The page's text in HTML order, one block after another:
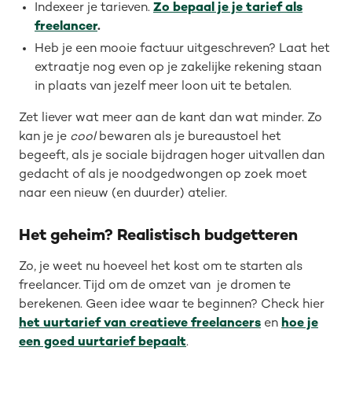
Indexeer je tarieven. Zo bepaal je je tarief als
freelancer.
Heb je een mooie factuur uitgeschreven? Laat het
extraatje nog even op je zakelijke rekening staan
in plaats van jezelf meer loon uit te betalen.
Zet liever wat meer aan de kant dan wat minder. Zo
kan je je cool bewaren als je bureaustoel het
begeeft, als je sociale bijdragen hoger uitvallen dan
gedacht of als je noodgedwongen op zoek moet
naar een nieuw (en duurder) atelier.
Het geheim? Realistisch budgetteren
Zo, je weet nu hoeveel het kost om te starten als
freelancer. Tijd om de omzet van je dromen te
berekenen. Geen idee waar te beginnen? Check hier
het uurtarief van creatieve freelancers en hoe je
een goed uurtarief bepaalt.